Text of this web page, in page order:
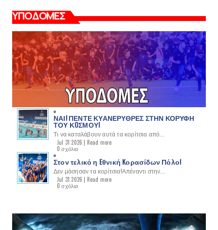
ΥΠΟΔΟΜΕΣ
ΝΑΙ! ΠΕΝΤΕ ΚΥΑΝΕΡΥΘΡΕΣ ΣΤΗΝ ΚΟΡΥΦΗ
ΤΟΥ ΚOΣΜΟΥ!
Τι να καταλάβουν αυτά τα κορίτσια από...
Jul 31 2026 | Read more
0 σχόλια
Στον τελικό η Eθνική Kορασίδων Πόλο!
Δεν μάσησαν τα κορίτσια!Απέναντι στην...
Jul 31 2026 | Read more
0 σχόλια